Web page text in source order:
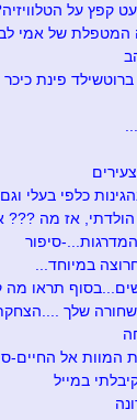
קפץ על
המטפלת של אמי
פינת כיכר
כלפי בעלי
אז מה ???
סיפור
במיוחד...
תראו מה
שלך
המוות אל החיים-
במייל